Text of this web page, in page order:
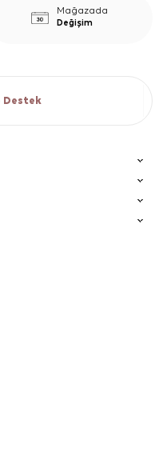
Mağazada
Değişim
Destek